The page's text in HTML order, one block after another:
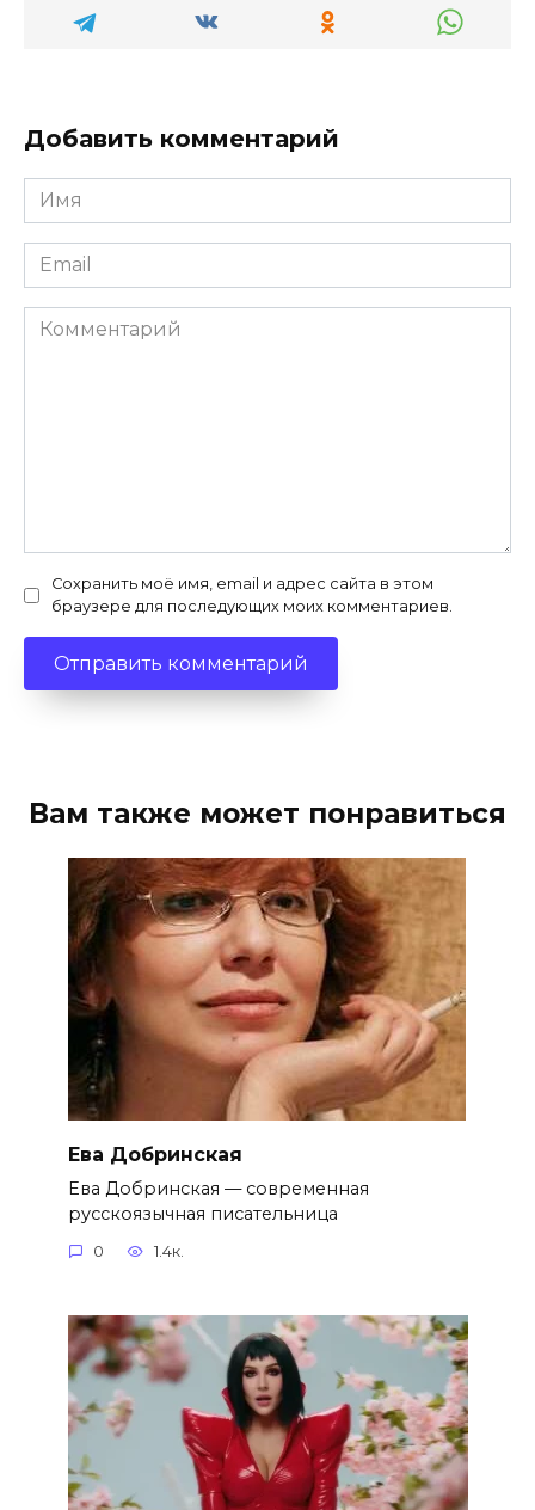
Добавить комментарий
Имя
*
Email
*
Комментарий
Сохранить моё имя, email и адрес сайта в этом
браузере для последующих моих комментариев.
Вам также может понравиться
Ева Добринская
Ева Добринская — современная
русскоязычная писательница
0 1.4к.